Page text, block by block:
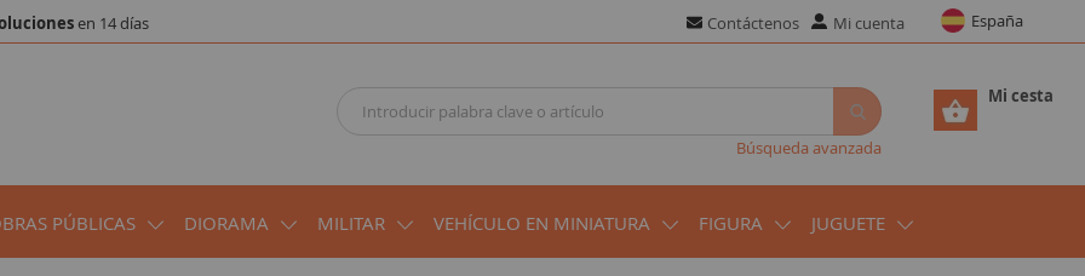
en 14 días Contáctenos Mi cuenta España
Mi cesta
Búsqueda avanzada
PÚBLICAS DIORAMA MILITAR VEHÍCULO EN MINIATURA FIGURA JUGUETE